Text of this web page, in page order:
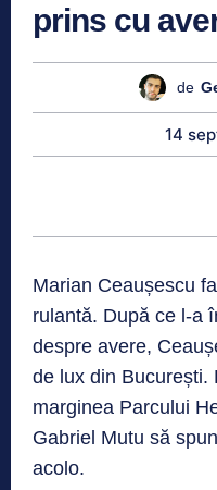
prins cu
de
14
Marian Ceaușescu
rulantă. După ce l-a
despre avere,
de lux din București.
marginea Parcului
Gabriel Mutu să
acolo.